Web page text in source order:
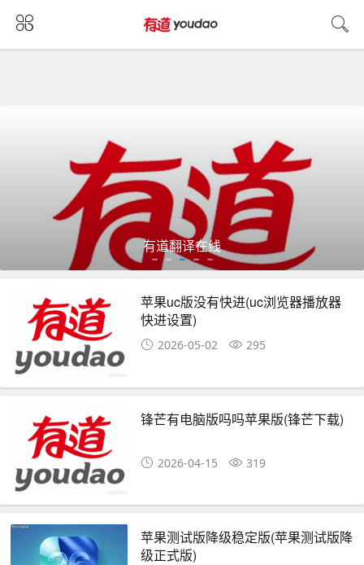
有道翻译在线
苹果uc版没有快进(uc浏览器播放器
快进设置)
2026-05-02 295
锋芒有电脑版吗吗苹果版(锋芒下载)
2026-04-15 319
苹果测试版降级稳定版(苹果测试版降
级正式版)